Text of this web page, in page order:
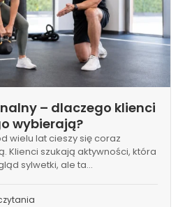
– dlaczego klienci
wybierają?
wielu lat cieszy się coraz
Klienci szukają aktywności, która
sylwetki, ale ta…